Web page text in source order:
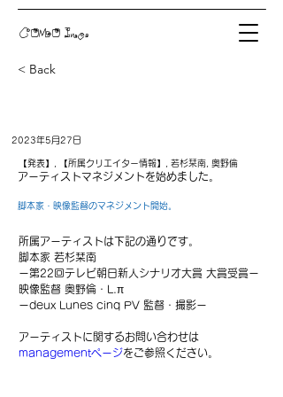
COMO Inc.
< Back
2023年5月27日
【発表】, 【所属クリエイター情報】, 若杉栞南, 奥野倫
アーティストマネジメントを始めました。
脚本家・映像監督のマネジメント開始。
所属アーティストは下記の通りです。
脚本家 若杉栞南
ー第22回テレビ朝日新人シナリオ大賞 大賞受賞ー
映像監督 奥野倫・L.π
ーdeux Lunes cinq PV 監督・撮影ー
アーティストに関するお問い合わせは
managementページをご参照ください。